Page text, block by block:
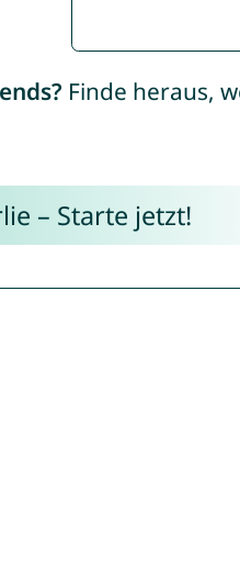
Finde heraus,
– Starte jetzt!